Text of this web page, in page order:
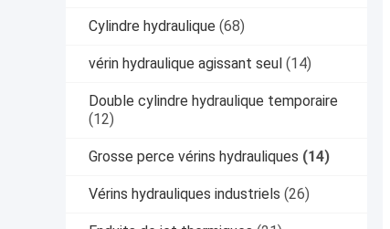
Cylindre hydraulique (68)
vérin hydraulique agissant seul (14)
Double cylindre hydraulique temporaire
(12)
Grosse perce vérins hydrauliques (14)
Vérins hydrauliques industriels (26)